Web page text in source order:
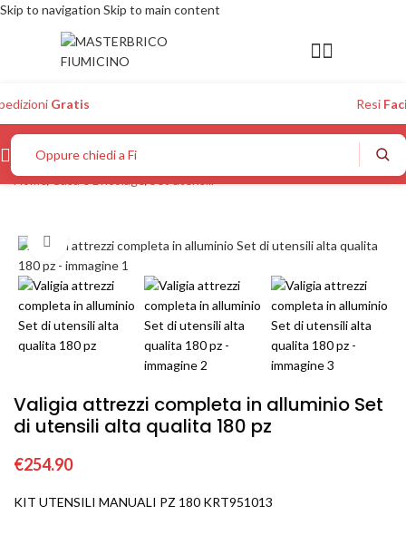
Skip to navigation Skip to main content
Gratis Resi
Oppure chiedi a Figo...
Home/Casa e Bricolage/Set utensili
Click to enlarge
Valigia attrezzi completa in alluminio Set
di utensili alta qualita 180 pz
€254.90
KIT UTENSILI MANUALI PZ 180 KRT951013